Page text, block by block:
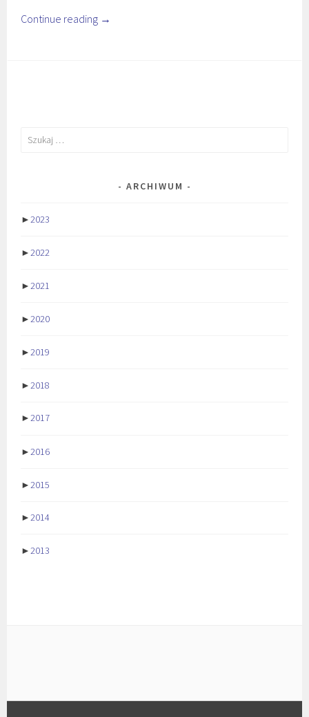
Continue reading →
Szukaj:
ARCHIWUM
►2023
►2022
►2021
►2020
►2019
►2018
►2017
►2016
►2015
►2014
►2013